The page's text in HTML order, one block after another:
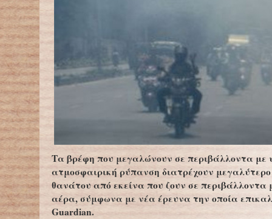
Τα βρέφη που μεγαλώνουν σε περιβάλλοντα με
ατμοσφαιρική ρύπανση διατρέχουν μεγαλύτερο
θανάτου από εκείνα που ζουν σε περιβάλλοντα
αέρα, σύμφωνα με νέα έρευνα την οποία
Guardian.